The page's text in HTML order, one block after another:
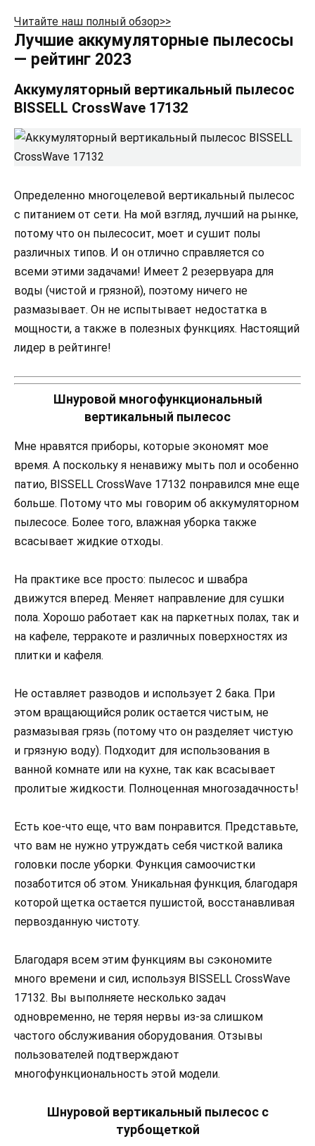
Читайте наш полный обзор>>
Лучшие аккумуляторные пылесосы
— рейтинг 2023
Аккумуляторный вертикальный пылесос
BISSELL CrossWave 17132
Определенно многоцелевой вертикальный пылесос
с питанием от сети. На мой взгляд, лучший на рынке,
потому что он пылесосит, моет и сушит полы
различных типов. И он отлично справляется со
всеми этими задачами! Имеет 2 резервуара для
воды (чистой и грязной), поэтому ничего не
размазывает. Он не испытывает недостатка в
мощности, а также в полезных функциях. Настоящий
лидер в рейтинге!
Шнуровой многофункциональный
вертикальный пылесос
Мне нравятся приборы, которые экономят мое
время. А поскольку я ненавижу мыть пол и особенно
патио, BISSELL CrossWave 17132 понравился мне еще
больше. Потому что мы говорим об аккумуляторном
пылесосе. Более того, влажная уборка также
всасывает жидкие отходы.
На практике все просто: пылесос и швабра
движутся вперед. Меняет направление для сушки
пола. Хорошо работает как на паркетных полах, так и
на кафеле, терракоте и различных поверхностях из
плитки и кафеля.
Не оставляет разводов и использует 2 бака. При
этом вращающийся ролик остается чистым, не
размазывая грязь (потому что он разделяет чистую
и грязную воду). Подходит для использования в
ванной комнате или на кухне, так как всасывает
пролитые жидкости. Полноценная многозадачность!
Есть кое-что еще, что вам понравится. Представьте,
что вам не нужно утруждать себя чисткой валика
головки после уборки. Функция самоочистки
позаботится об этом. Уникальная функция, благодаря
которой щетка остается пушистой, восстанавливая
первозданную чистоту.
Благодаря всем этим функциям вы сэкономите
много времени и сил, используя BISSELL CrossWave
17132. Вы выполняете несколько задач
одновременно, не теряя нервы из-за слишком
частого обслуживания оборудования. Отзывы
пользователей подтверждают
многофункциональность этой модели.
Шнуровой вертикальный пылесос с
турбощеткой